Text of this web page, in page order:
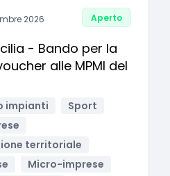
2026 Aperto
- Bando per la
alle MPMI del
impianti
Sport
territoriale
Micro-imprese